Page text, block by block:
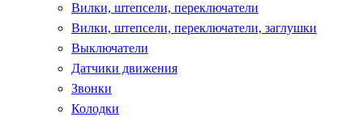
Вилки, штепсели, переключатели
Вилки, штепсели, переключатели, заглушки
Выключатели
Датчики движения
Звонки
Колодки